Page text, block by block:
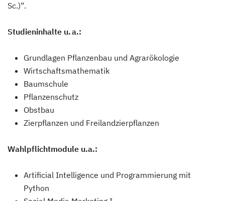
Sc.)“.
Studieninhalte u. a.:
Grundlagen Pflanzenbau und Agrarökologie
Wirtschaftsmathematik
Baumschule
Pflanzenschutz
Obstbau
Zierpflanzen und Freilandzierpflanzen
Wahlpflichtmodule u.a.:
Artificial Intelligence und Programmierung mit
Python